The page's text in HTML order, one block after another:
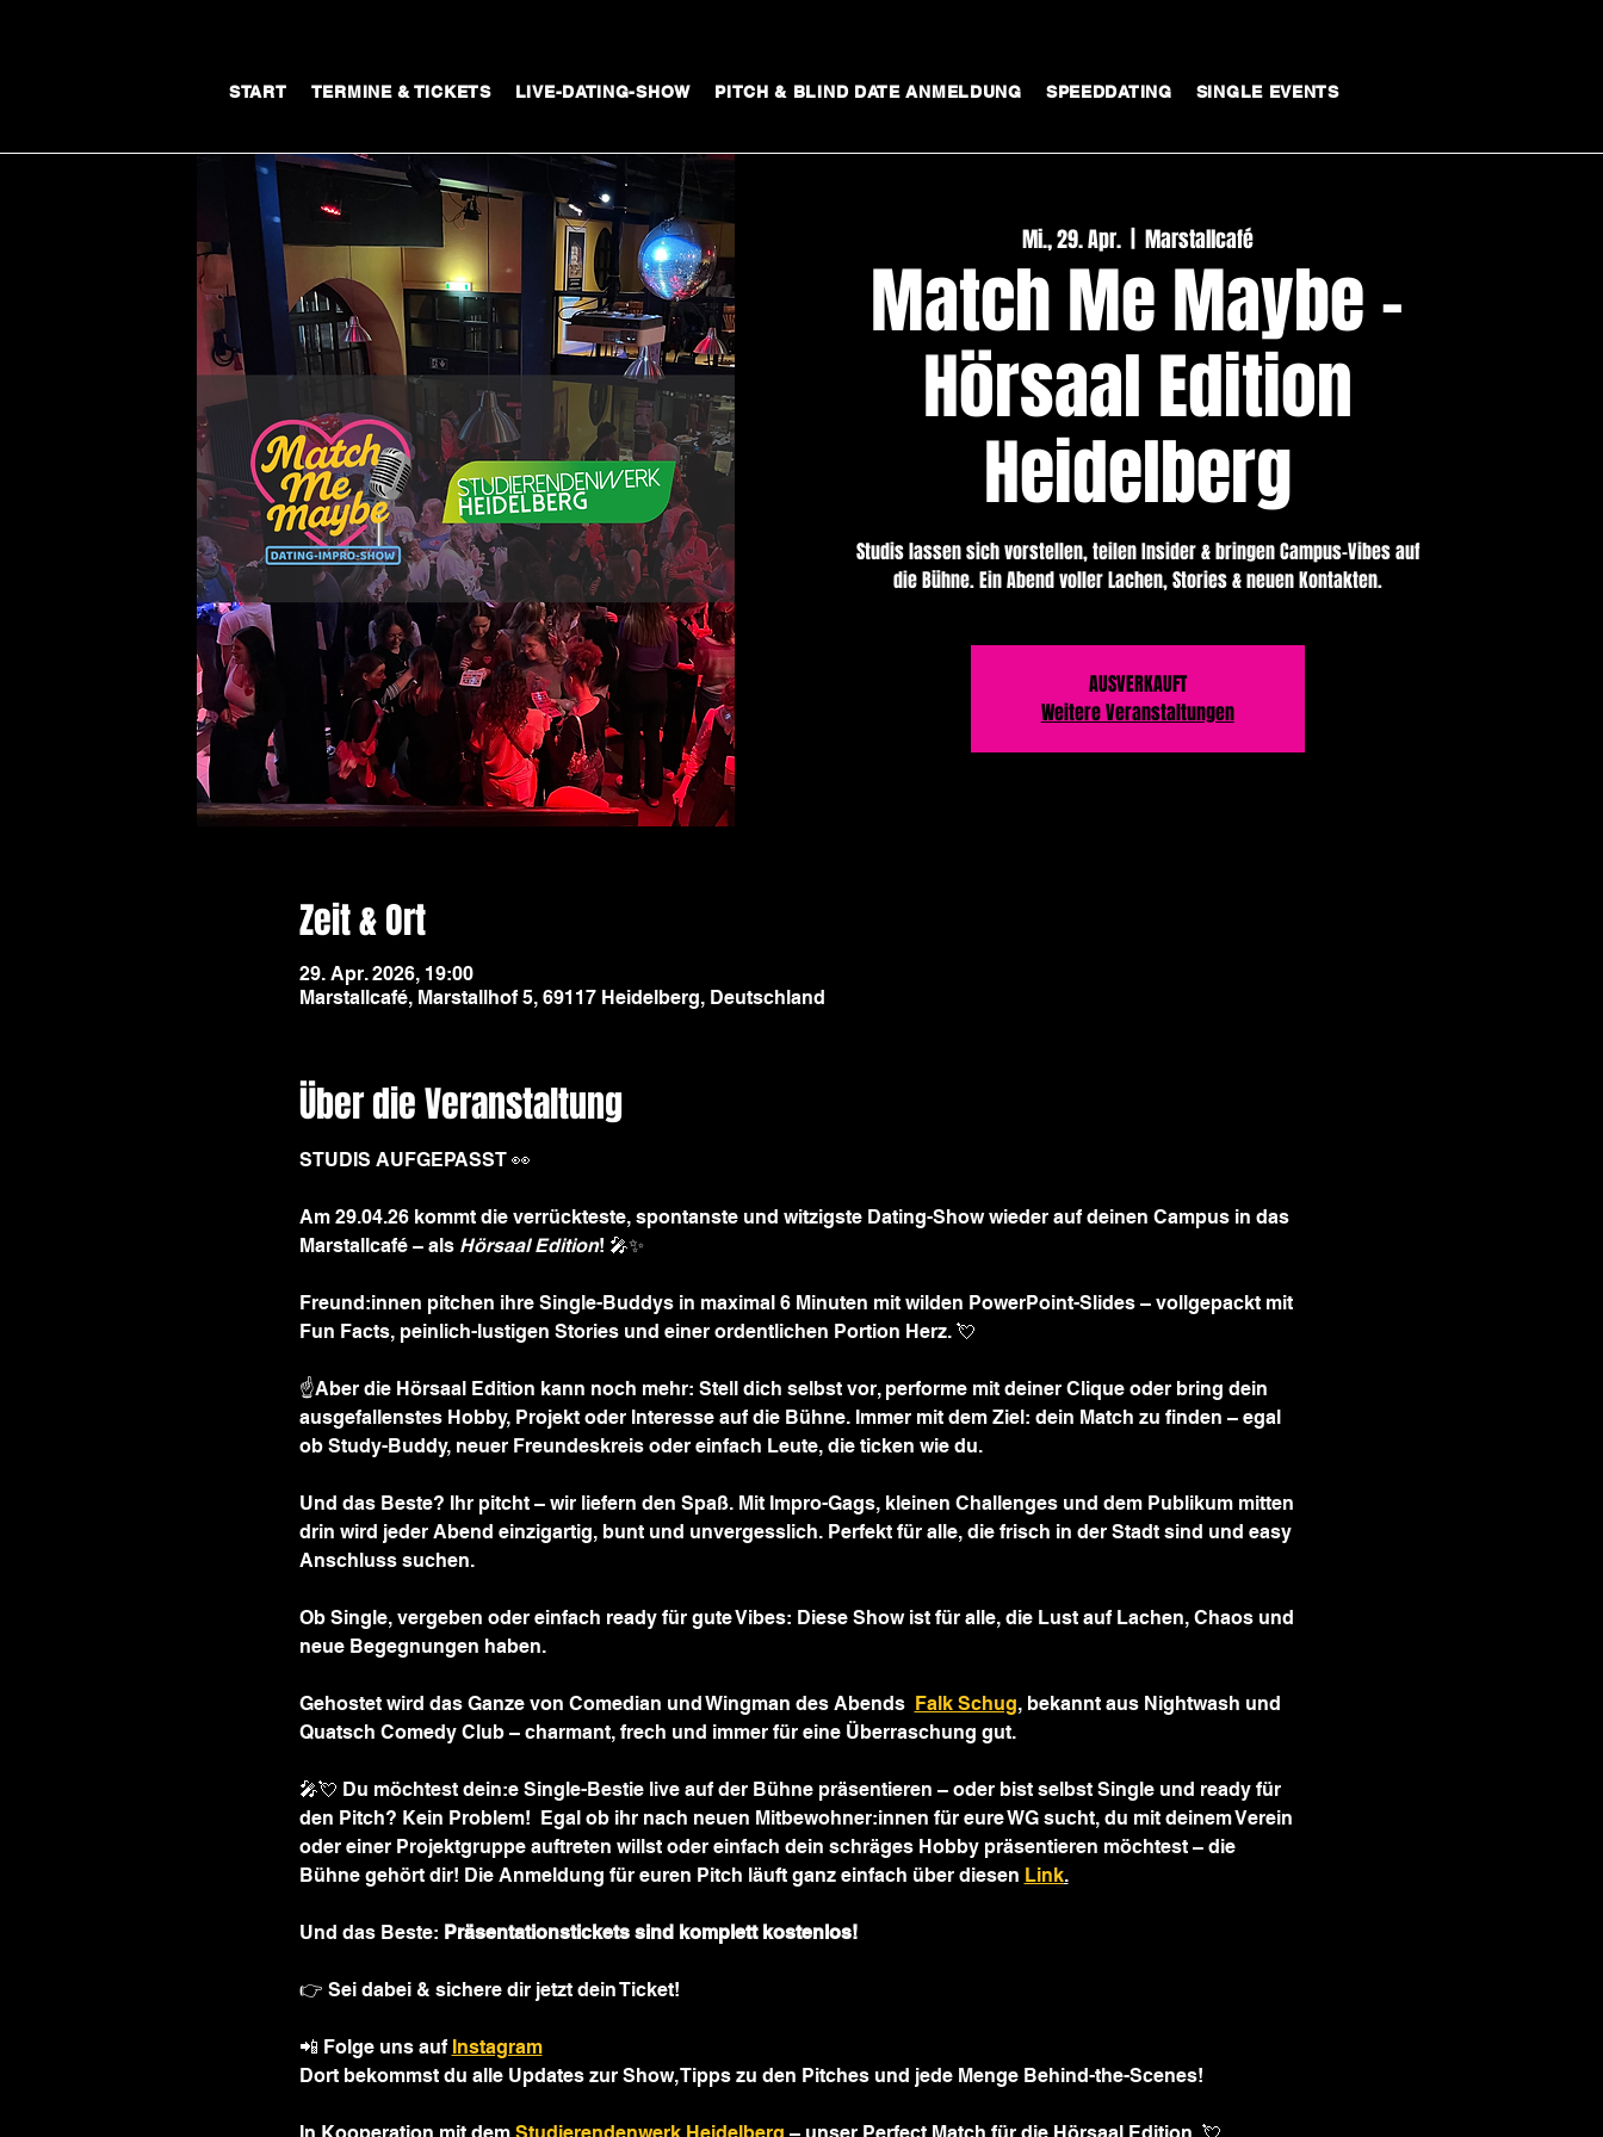
START TERMINE & TICKETS LIVE-DATING-SHOW PITCH & BLIND DATE ANMELDUNG SPEEDDATING SINGLE EVENTS
Mi., 29. Apr.
  |
Marstallcafé
Match Me Maybe -
Hörsaal Edition
Heidelberg
Studis lassen sich vorstellen, teilen Insider & bringen Campus-Vibes auf
die Bühne. Ein Abend voller Lachen, Stories & neuen Kontakten.
AUSVERKAUFT
Weitere Veranstaltungen
Zeit & Ort
29. Apr. 2026, 19:00
Marstallcafé, Marstallhof 5, 69117 Heidelberg, Deutschland
Über die Veranstaltung
STUDIS AUFGEPASST 👀
Am 29.04.26 kommt die verrückteste, spontanste und witzigste Dating-Show wieder auf deinen Campus in das
Marstallcafé – als Hörsaal Edition! 🎤✨
Freund:innen pitchen ihre Single-Buddys in maximal 6 Minuten mit wilden PowerPoint-Slides – vollgepackt mit
Fun Facts, peinlich-lustigen Stories und einer ordentlichen Portion Herz. 💘
☝️Aber die Hörsaal Edition kann noch mehr: Stell dich selbst vor, performe mit deiner Clique oder bring dein
ausgefallenstes Hobby, Projekt oder Interesse auf die Bühne. Immer mit dem Ziel: dein Match zu finden – egal
ob Study-Buddy, neuer Freundeskreis oder einfach Leute, die ticken wie du.
Und das Beste? Ihr pitcht – wir liefern den Spaß. Mit Impro-Gags, kleinen Challenges und dem Publikum mitten
drin wird jeder Abend einzigartig, bunt und unvergesslich. Perfekt für alle, die frisch in der Stadt sind und easy
Anschluss suchen.
Ob Single, vergeben oder einfach ready für gute Vibes: Diese Show ist für alle, die Lust auf Lachen, Chaos und
neue Begegnungen haben.
Gehostet wird das Ganze von Comedian und Wingman des Abends Falk Schug, bekannt aus Nightwash und
Quatsch Comedy Club – charmant, frech und immer für eine Überraschung gut.
🎤💘 Du möchtest dein:e Single-Bestie live auf der Bühne präsentieren – oder bist selbst Single und ready für
den Pitch? Kein Problem!  Egal ob ihr nach neuen Mitbewohner:innen für eure WG sucht, du mit deinem Verein
oder einer Projektgruppe auftreten willst oder einfach dein schräges Hobby präsentieren möchtest – die
Bühne gehört dir! Die Anmeldung für euren Pitch läuft ganz einfach über diesen Link.
Und das Beste: Präsentationstickets sind komplett kostenlos!
👉 Sei dabei & sichere dir jetzt dein Ticket!
📲 Folge uns auf Instagram
Dort bekommst du alle Updates zur Show, Tipps zu den Pitches und jede Menge Behind-the-Scenes!
In Kooperation mit dem Studierendenwerk Heidelberg – unser Perfect Match für die Hörsaal Edition. 💘